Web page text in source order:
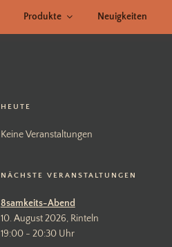
Produkte Neuigkeiten
HEUTE
Keine Veranstaltungen
NÄCHSTE VERANSTALTUNGEN
8samkeits-Abend
10. August 2026, Rinteln
19:00 - 20:30 Uhr